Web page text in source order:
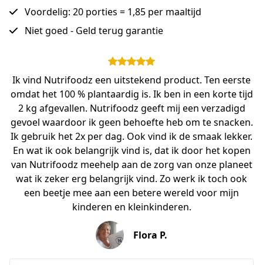
Voordelig: 20 porties = 1,85 per maaltijd
Niet goed - Geld terug garantie
Ik vind Nutrifoodz een uitstekend product. Ten eerste
omdat het 100 % plantaardig is. Ik ben in een korte tijd
2 kg afgevallen. Nutrifoodz geeft mij een verzadigd
gevoel waardoor ik geen behoefte heb om te snacken.
Ik gebruik het 2x per dag. Ook vind ik de smaak lekker.
En wat ik ook belangrijk vind is, dat ik door het kopen
van Nutrifoodz meehelp aan de zorg van onze planeet
wat ik zeker erg belangrijk vind. Zo werk ik toch ook
een beetje mee aan een betere wereld voor mijn
kinderen en kleinkinderen.
Flora P.